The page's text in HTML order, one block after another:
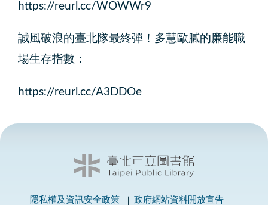
https://reurl.cc/WOWWr9
誠風破浪的臺北隊最終彈！多慧歐膩的廉能職
場生存指數：
https://reurl.cc/A3DDOe
隱私權及資訊安全政策 政府網站資料開放宣告